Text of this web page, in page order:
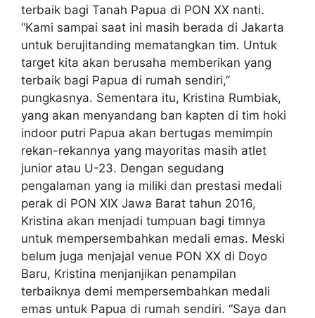
terbaik bagi Tanah Papua di PON XX nanti.
“Kami sampai saat ini masih berada di Jakarta
untuk berujitanding mematangkan tim. Untuk
target kita akan berusaha memberikan yang
terbaik bagi Papua di rumah sendiri,”
pungkasnya. Sementara itu, Kristina Rumbiak,
yang akan menyandang ban kapten di tim hoki
indoor putri Papua akan bertugas memimpin
rekan-rekannya yang mayoritas masih atlet
junior atau U-23. Dengan segudang
pengalaman yang ia miliki dan prestasi medali
perak di PON XIX Jawa Barat tahun 2016,
Kristina akan menjadi tumpuan bagi timnya
untuk mempersembahkan medali emas. Meski
belum juga menjajal venue PON XX di Doyo
Baru, Kristina menjanjikan penampilan
terbaiknya demi mempersembahkan medali
emas untuk Papua di rumah sendiri. “Saya dan